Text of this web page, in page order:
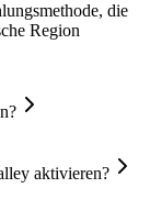
die
Region
aktivieren?